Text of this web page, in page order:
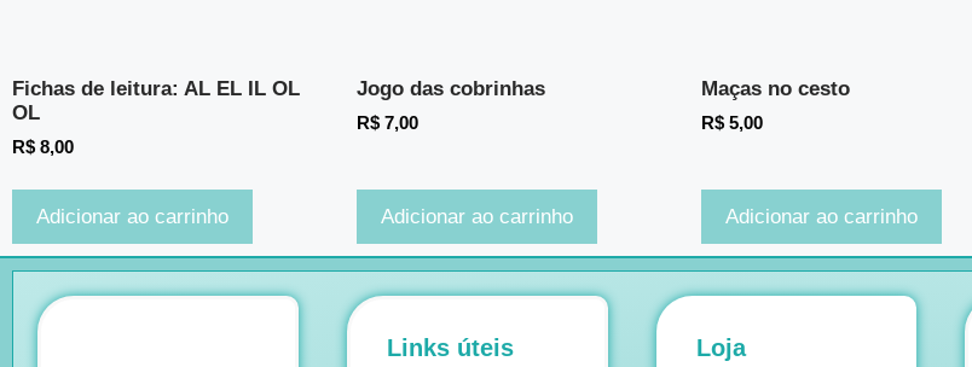
Fichas de leitura: AL EL IL OL
OL
R$ 8,00
Adicionar ao carrinho
Jogo das cobrinhas
R$ 7,00
Adicionar ao carrinho
Maças no cesto
R$ 5,00
Adicionar ao carrinho
Links úteis Loja